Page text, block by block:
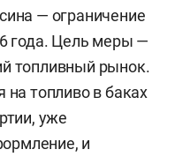
— ограничение
года. Цель меры —
топливный рынок.
на топливо в баках
уже
и